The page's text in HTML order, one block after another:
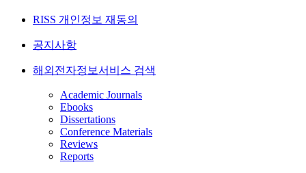
RISS 개인정보 재동의
공지사항
해외전자정보서비스 검색
Academic Journals
Ebooks
Dissertations
Conference Materials
Reviews
Reports